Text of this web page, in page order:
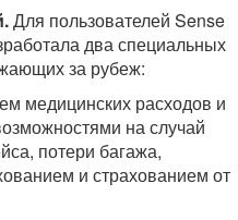
Для пользователей Sense
два специальных
за рубеж:
медицинских расходов и
на случай
потери багажа,
и страхованием от